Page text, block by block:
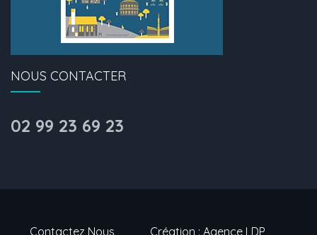
NOUS CONTACTER
02 99 23 69 23
Contactez Nous Création : Agence LDP